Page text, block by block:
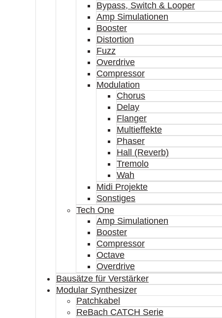
Bypass, Switch & Looper
Amp Simulationen
Booster
Distortion
Fuzz
Overdrive
Compressor
Modulation
Chorus
Delay
Flanger
Multieffekte
Phaser
Hall (Reverb)
Tremolo
Wah
Midi Projekte
Sonstiges
Tech One
Amp Simulationen
Booster
Compressor
Octave
Overdrive
Bausätze für Verstärker
Modular Synthesizer
Patchkabel
ReBach CATCH Serie